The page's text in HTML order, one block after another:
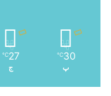
30
℃
پ
27
℃
ج